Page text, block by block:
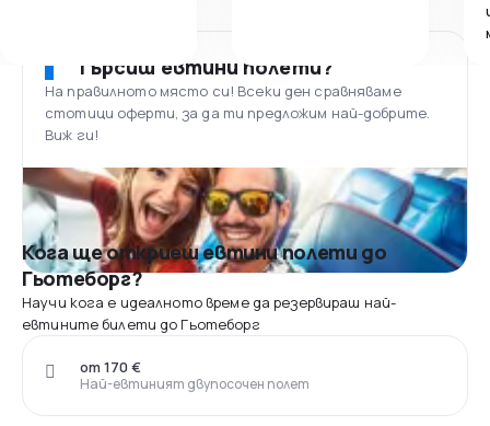
Търсиш евтини полети?
На правилното място си! Всеки ден сравняваме
стотици оферти, за да ти предложим най-добрите.
Виж ги!
Кога ще откриеш евтини полети до
Гьотеборг?
Научи кога е идеалното време да резервираш най-
евтините билети до Гьотеборг
Най-евтиният двупосочен полет
от 170 €